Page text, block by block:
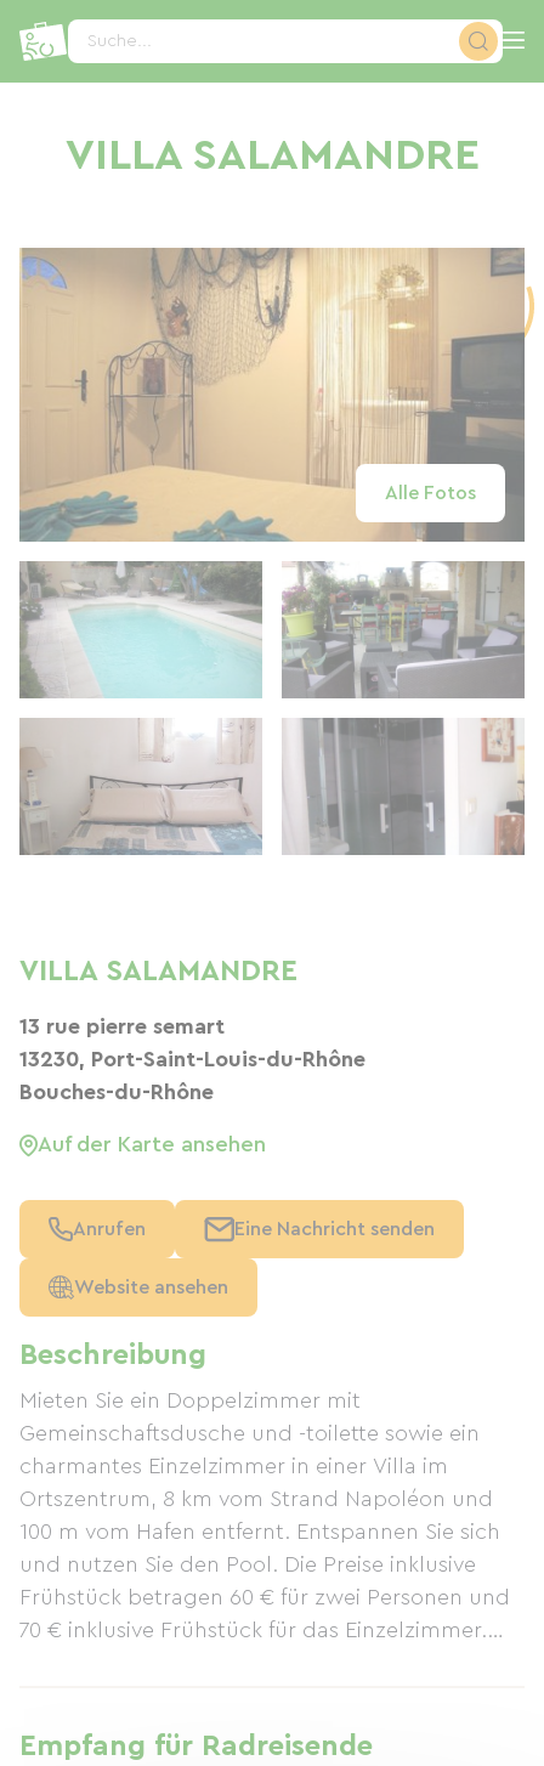
Suche...
VILLA SALAMANDRE
Alle Fotos
Beschreibung
Mieten Sie ein Doppelzimmer mit
Gemeinschaftsdusche und -toilette sowie ein
charmantes Einzelzimmer in einer Villa im
Ortszentrum, 8 km vom Strand Napoléon und
100 m vom Hafen entfernt. Entspannen Sie sich
und nutzen Sie den Pool. Die Preise inklusive
Frühstück betragen 60 € für zwei Personen und
70 € inklusive Frühstück für das Einzelzimmer.
Empfang für Radreisende
VILLA SALAMANDRE
13 rue pierre semart
13230, Port-Saint-Louis-du-Rhône
Bouches-du-Rhône
Auf der Karte ansehen
Anrufen Eine Nachricht senden
Website ansehen
Cookie-Einstellungen